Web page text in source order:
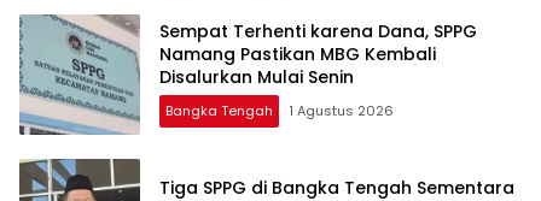
‎Sempat Terhenti karena Dana, SPPG
Namang Pastikan MBG Kembali
Disalurkan Mulai Senin
Bangka Tengah 1 Agustus 2026
‎Tiga SPPG di Bangka Tengah Sementara